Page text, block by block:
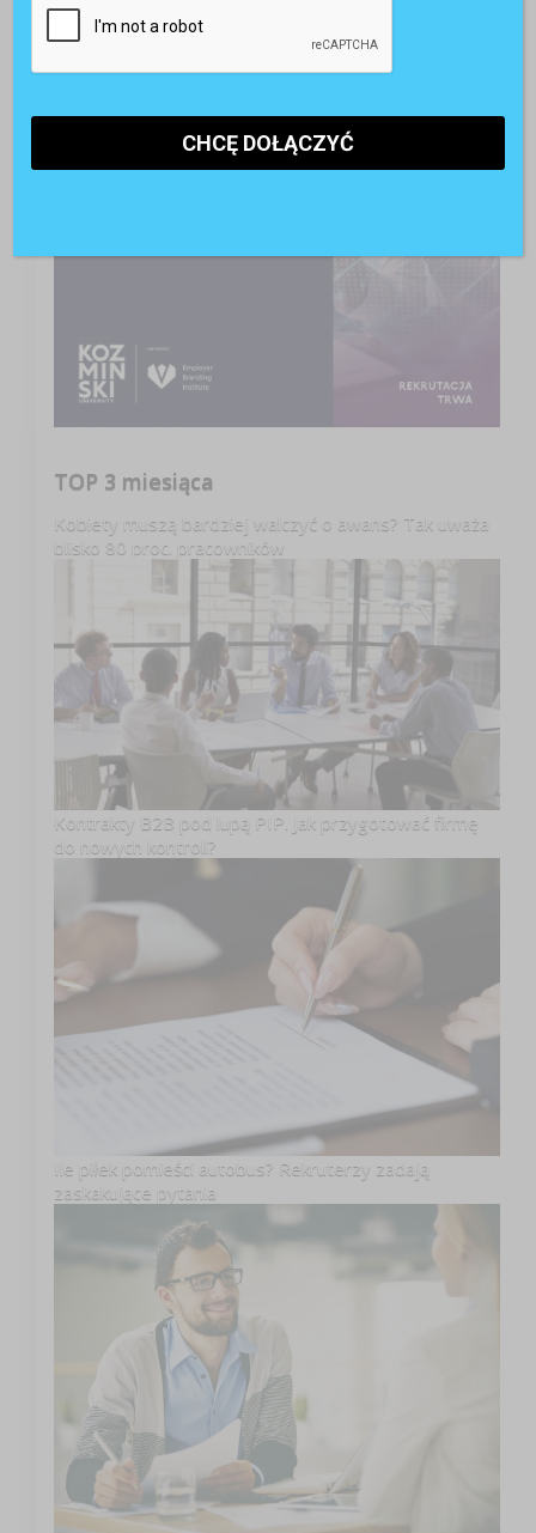
TOP 3 miesiąca
Kobiety muszą bardziej walczyć o awans? Tak uważa
blisko 80 proc. pracowników
Kontrakty B2B pod lupą PIP. Jak przygotować firmę
do nowych kontroli?
Ile piłek pomieści autobus? Rekruterzy zadają
zaskakujące pytania